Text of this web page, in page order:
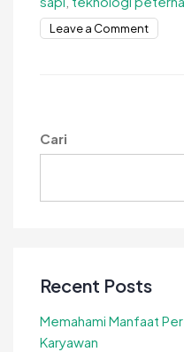
Leave a Commenton
untuk
Cari
Recent Posts
Memahami Manfaat
Karyawan